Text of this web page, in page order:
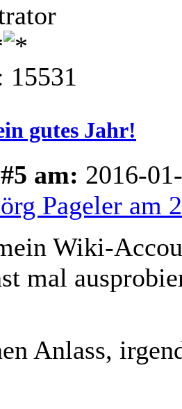
15531
gutes Jahr!
am: 2016-
Pageler am
Wiki-
mal
Anlass,